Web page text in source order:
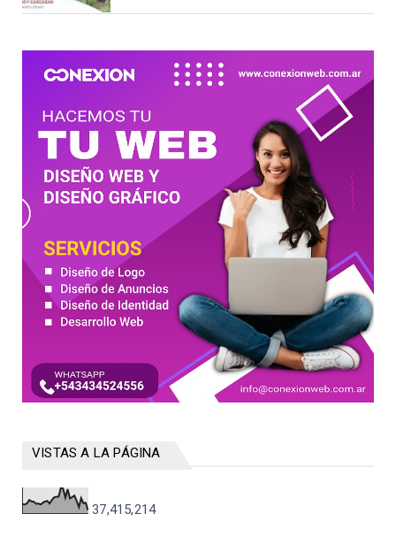
VISTAS A LA PÁGINA
37,415,214